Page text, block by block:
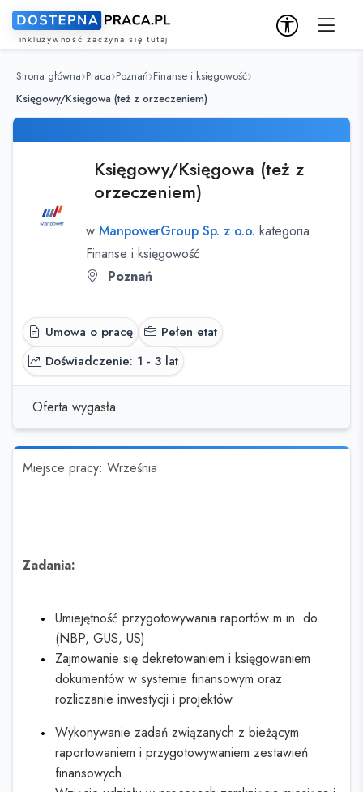
Strona główna Praca Poznań Finanse i księgowość
Księgowy/Księgowa (też z orzeczeniem)
Księgowy/Księgowa (też z
orzeczeniem)
w ManpowerGroup Sp. z o.o. kategoria
Finanse i księgowość
Poznań
Umowa o pracę
Pełen etat
Doświadczenie: 1 - 3 lat
Oferta wygasła
Miejsce pracy: Września
Zadania:
Umiejętność przygotowywania raportów m.in. do
(NBP, GUS, US)
Zajmowanie się dekretowaniem i księgowaniem
dokumentów w systemie finansowym oraz
rozliczanie inwestycji i projektów
Wykonywanie zadań związanych z bieżącym
raportowaniem i przygotowywaniem zestawień
finansowych